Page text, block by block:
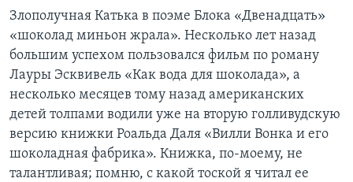
навигации
Перейти
поиск
ИТОГИ
ПОЧЕМУ ЭТО ВАЖНО?
ДИСКУССИЯ VOA
ДЕТАЛИ
НЬЮ-ЙОРК NEW YORK
АМЕРИКА. БОЛЬШОЕ ПУТЕШЕСТВИЕ
НАША АМЕРИКАНСКАЯ ИСТОРИЯ
А КАК В АМЕРИКЕ?
АРТЕФАКТЫ
АМЕРИКАНСКИЕ ГОРОДКИ
ИНТЕРВЬЮ
ФАКТЫ ПРОТИВ ФЕЙКОВ
ЗА СВОБОДУ ПРЕССЫ
УЧИМ АНГЛИЙСКИЙ
ВИДЕО
ПОДПИСКА НА НОВОСТИ
Злополучная Катька в поэме Блока «Двенадцать»
«шоколад миньон жрала». Несколько лет назад
большим успехом пользовался фильм по роману
Лауры Эсквивель «Как вода для шоколада», а
несколько месяцев тому назад американских
детей толпами водили уже на вторую голливудскую
версию книжки Роальда Даля «Вилли Вонка и его
шоколадная фабрика». Книжка, по-моему, не
талантливая; помню, с какой тоской я читал ее